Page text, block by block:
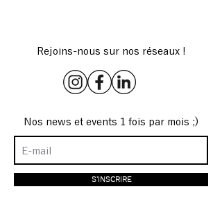
Rejoins-nous sur nos réseaux !
Nos news et events 1 fois par mois ;)
S'INSCRIRE